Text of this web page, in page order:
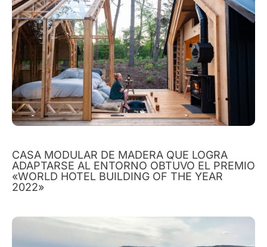
CASA MODULAR DE MADERA QUE LOGRA
ADAPTARSE AL ENTORNO OBTUVO EL PREMIO
«WORLD HOTEL BUILDING OF THE YEAR
2022»